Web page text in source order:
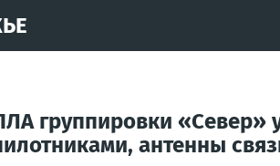
группировки «Север»
антенны